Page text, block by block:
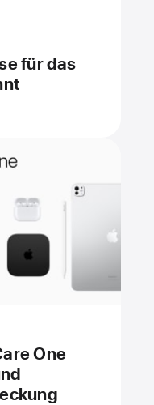
für das
One